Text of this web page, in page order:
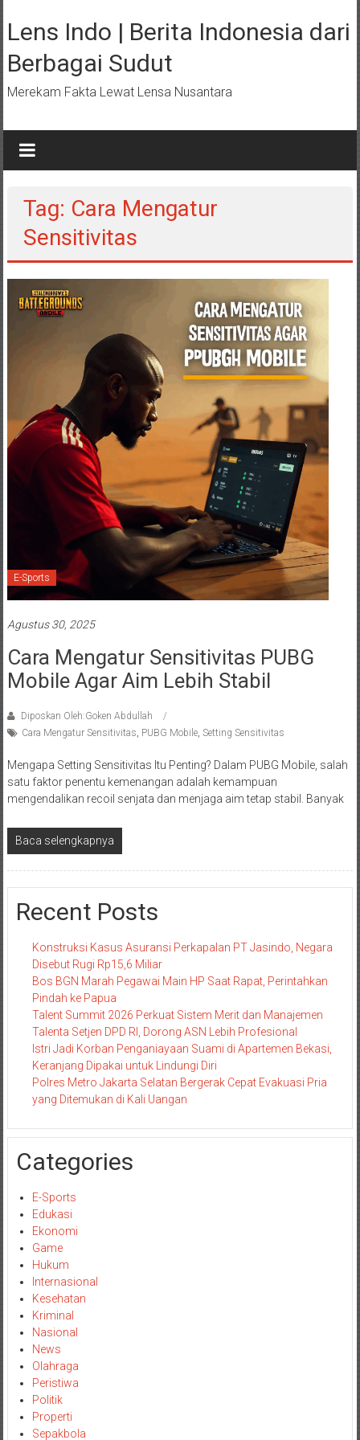
ke
konten
Lens Indo | Berita Indonesia dari
Berbagai Sudut
Merekam Fakta Lewat Lensa Nusantara
Tag: Cara Mengatur
Sensitivitas
E-Sports
Agustus 30, 2025
Cara Mengatur Sensitivitas PUBG
Mobile Agar Aim Lebih Stabil
Diposkan Oleh:Goken Abdullah
Cara Mengatur Sensitivitas, PUBG Mobile, Setting Sensitivitas
Mengapa Setting Sensitivitas Itu Penting? Dalam PUBG Mobile, salah
satu faktor penentu kemenangan adalah kemampuan
mengendalikan recoil senjata dan menjaga aim tetap stabil. Banyak
Baca selengkapnya
Recent Posts
Konstruksi Kasus Asuransi Perkapalan PT Jasindo, Negara
Disebut Rugi Rp15,6 Miliar
Bos BGN Marah Pegawai Main HP Saat Rapat, Perintahkan
Pindah ke Papua
Talent Summit 2026 Perkuat Sistem Merit dan Manajemen
Talenta Setjen DPD RI, Dorong ASN Lebih Profesional
Istri Jadi Korban Penganiayaan Suami di Apartemen Bekasi,
Keranjang Dipakai untuk Lindungi Diri
Polres Metro Jakarta Selatan Bergerak Cepat Evakuasi Pria
yang Ditemukan di Kali Uangan
Categories
E-Sports
Edukasi
Ekonomi
Game
Hukum
Internasional
Kesehatan
Kriminal
Nasional
News
Olahraga
Peristiwa
Politik
Properti
Sepakbola